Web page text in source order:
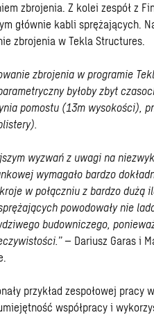
zbrojenia. Z kolei zespół z
głównie kabli sprężających.
zbrojenia w Tekla Structures.
zbrojenia w programie
byłoby zbyt
pomostu (13m wysokości),
wyzwań z uwagi na
wymagało bardzo
w połączniu z bardzo dużą
powodowały nie
budowniczego,
– Dariusz Garas i
przykład zespołowej pracy
współpracy i